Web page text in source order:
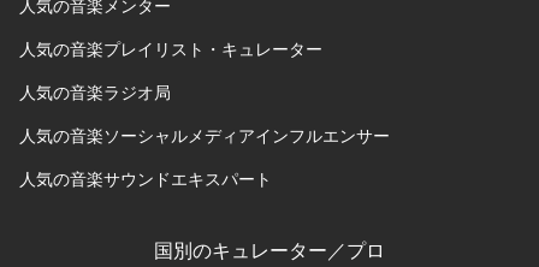
人気の音楽メンター
人気の音楽プレイリスト・キュレーター
人気の音楽ラジオ局
人気の音楽ソーシャルメディアインフルエンサー
人気の音楽サウンドエキスパート
国別のキュレーター／プロ